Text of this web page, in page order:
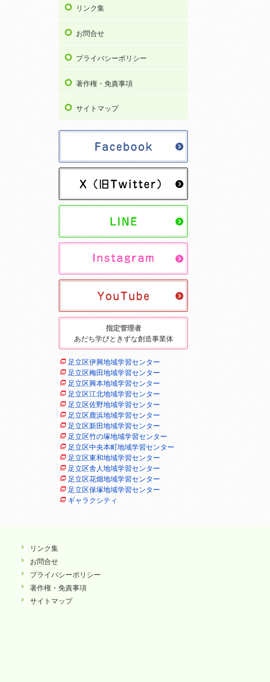
リンク集
お問合せ
プライバシーポリシー
著作権・免責事項
サイトマップ
指定管理者
あだち学びときずな創造事業体
足立区伊興地域学習センター
足立区梅田地域学習センター
足立区興本地域学習センター
足立区江北地域学習センター
足立区佐野地域学習センター
足立区鹿浜地域学習センター
足立区新田地域学習センター
足立区竹の塚地域学習センター
足立区中央本町地域学習センター
足立区東和地域学習センター
足立区舎人地域学習センター
足立区花畑地域学習センター
足立区保塚地域学習センター
ギャラクシティ
リンク集
お問合せ
プライバシーポリシー
著作権・免責事項
サイトマップ